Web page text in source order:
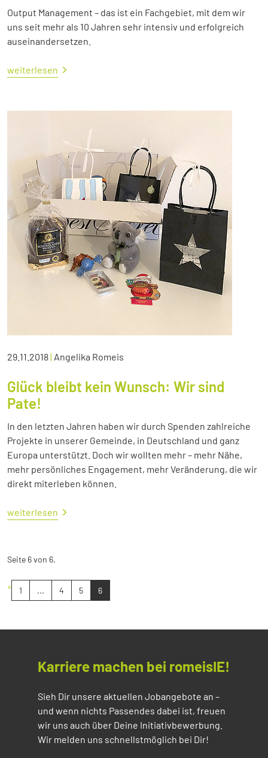
Output Management – das ist ein Fachgebiet, mit dem wir
uns seit mehr als 10 Jahren sehr intensiv und erfolgreich
auseinandersetzen.
weiterlesen
29.11.2018| Angelika Romeis
Glück bleibt kein Wunsch: Wir sind
Pate!
In den letzten Jahren haben wir durch Spenden zahlreiche
Projekte in unserer Gemeinde, in Deutschland und ganz
Europa unterstützt. Doch wir wollten mehr – mehr Nähe,
mehr persönliches Engagement, mehr Veränderung, die wir
direkt miterleben können.
weiterlesen
Seite 6 von 6.
« 1 ... 4 5 6
Karriere machen bei romeisIE!
Sieh Dir unsere aktuellen Jobangebote an –
und wenn nichts Passendes dabei ist, freuen
wir uns auch über Deine Initiativbewerbung.
Wir melden uns schnellstmöglich bei Dir!